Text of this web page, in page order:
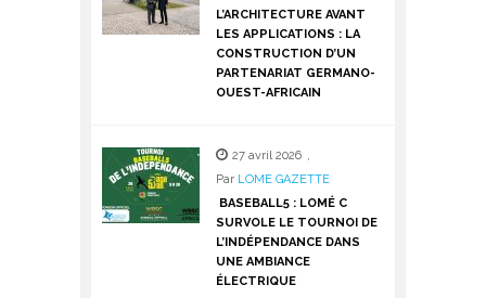
L’ARCHITECTURE AVANT
LES APPLICATIONS : LA
CONSTRUCTION D’UN
PARTENARIAT GERMANO-
OUEST-AFRICAIN
27 avril 2026 ,
Par LOME GAZETTE
BASEBALL5 : LOMÉ C
SURVOLE LE TOURNOI DE
L’INDÉPENDANCE DANS
UNE AMBIANCE
ÉLECTRIQUE